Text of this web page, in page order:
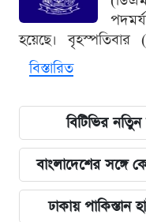
হয়েছে।
বিস্তারিত
বিটিভির
বাংলাদেশের সঙ্গে
ঢাকায়